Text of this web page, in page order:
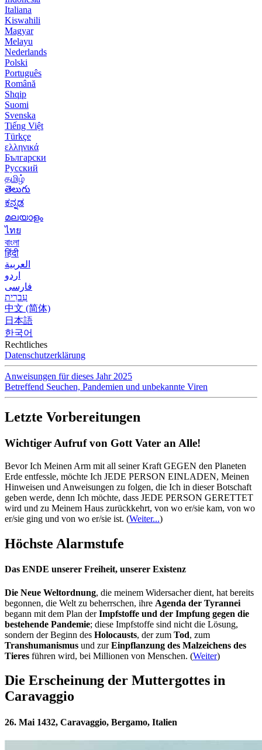
Italiana
Kiswahili
Magyar
Melayu
Nederlands
Polski
Português
Română
Shqip
Suomi
Svenska
Tiếng Việt
Türkçe
ελληνικά
Български
Русский
தமிழ்
తెలుగు
ಕನ್ನಡ
മലയാളം
ไทย
বাংলা
हिंदी
العربية
اردو
فارسی
עִברִית
中文 (简体)
日本語
한국어
Rechtliches
Datenschutzerklärung
Anweisungen für dieses Jahr 2025
Betreffend Seuchen, Pandemien und unbekannte Viren
Letzte Vorbereitungen
Wichtiger Aufruf von Gott Vater an Alle!
Bevor Ich Meinen Arm mit all seiner Kraft GEGEN den Planeten
Erde entfessle, möchte Ich JEDE PERSON EINLADEN, Meinen
Hinweisen und Anweisungen zu folgen, die Ich in dieser Botschaft
geben werde, denn Ich möchte, dass JEDE PERSON GERETTET
wird und zu Meinem Haus zurückkehrt, von wo er/sie kam, von wo
er/sie ging und von wo er/sie ist. (Weiter...)
Höchste Alarmstufe
Das ENDE unserer Freiheit, unserer Existenz
Die Neue Weltordnung, die meinem Widersacher dient, hat bereits
begonnen, die Welt zu beherrschen, ihre Agenda der Tyrannei
begann mit dem Plan derImpfstoffe und der Impfung gegen die
bestehende Pandemie; diese Impfstoffe sind nicht die Lösung,
sondern der Beginn des Holocausts, der zum Tod, zum
Transhumanismus und zurEinpflanzung des Malzeichens des
Tieres führen wird, bei Millionen von Menschen. (Weiter)
Die Erscheinung der Muttergottes in
Caravaggio
26. Mai 1432, Caravaggio, Bergamo, Italien